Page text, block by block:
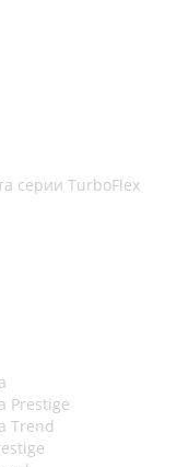
серии TurboFlex
Prestige
Trend